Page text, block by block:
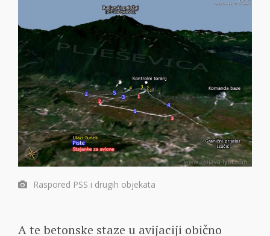
Raspored PSS i drugih objekata
A te betonske staze u avijaciji obično